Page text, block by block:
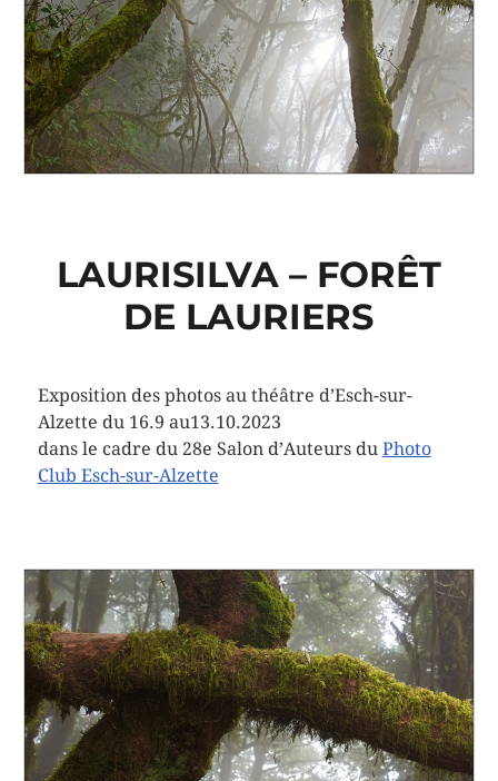
LAURISILVA – FORÊT
DE LAURIERS
Exposition des photos au théâtre d’Esch-sur-
Alzette du 16.9 au13.10.2023
dans le cadre du 28e Salon d’Auteurs du Photo
Club Esch-sur-Alzette